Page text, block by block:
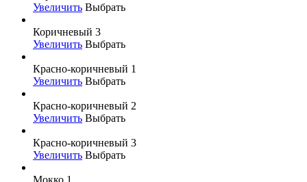
Увеличить Выбрать
Коричневый 3
Увеличить Выбрать
Красно-коричневый 1
Увеличить Выбрать
Красно-коричневый 2
Увеличить Выбрать
Красно-коричневый 3
Увеличить Выбрать
Мокко 1